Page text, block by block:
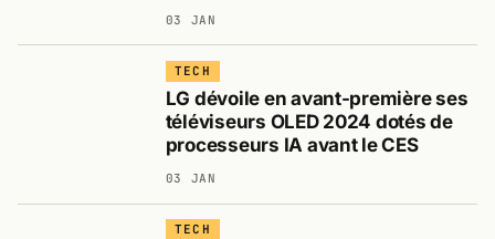
03 JAN
TECH
LG dévoile en avant-première ses
téléviseurs OLED 2024 dotés de
processeurs IA avant le CES
03 JAN
TECH